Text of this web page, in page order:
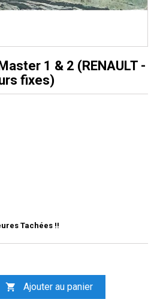
1 & 2 (RENAULT -
fixes)
Tachées !!
 Ajouter au panier